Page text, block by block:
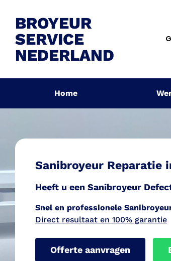
BROYEUR
SERVICE
NEDERLAND
Home
Sanibroyeur Reparatie
Heeft u een Sanibroyeur
Snel en professionele Sanib
Direct resultaat en 100% garantie
Offerte aanvragen